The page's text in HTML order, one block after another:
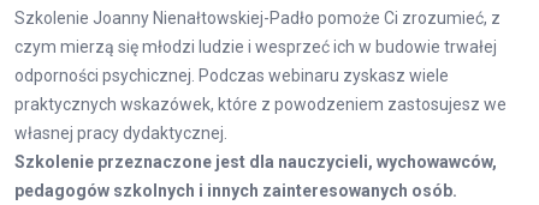
Szkolenie Joanny Nienałtowskiej-Padło pomoże Ci zrozumieć, z
czym mierzą się młodzi ludzie i wesprzeć ich w budowie trwałej
odporności psychicznej. Podczas webinaru zyskasz wiele
praktycznych wskazówek, które z powodzeniem zastosujesz we
własnej pracy dydaktycznej.
Szkolenie przeznaczone jest dla nauczycieli, wychowawców,
pedagogów szkolnych i innych zainteresowanych osób.